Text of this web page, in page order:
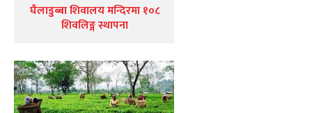
घैलाडुब्बा शिवालय मन्दिरमा १०८
शिवलिङ्ग स्थापना